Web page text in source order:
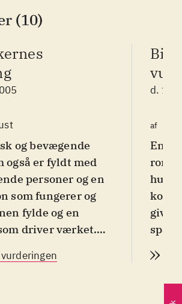
(10)
og bevægende
også er fyldt med
personer og en
som fungerer og
fylde og en
driver værket.
som knap er i live,
d. 12.
af
En
giver
Leo